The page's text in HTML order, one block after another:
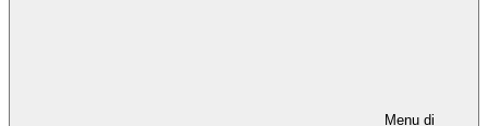
Menu di